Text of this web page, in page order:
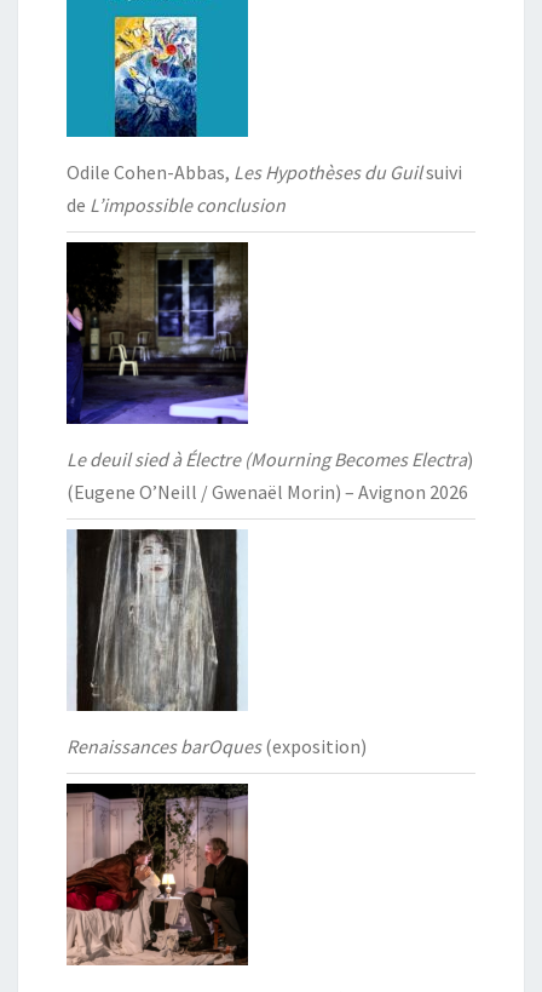
Odile Cohen-Abbas, Les Hypothèses du Guilsuivi
de L’impossible conclusion
Le deuil sied à Électre (Mourning Becomes Electra)
(Eugene O’Neill / Gwenaël Morin) – Avignon 2026
Renaissances barOques(exposition)